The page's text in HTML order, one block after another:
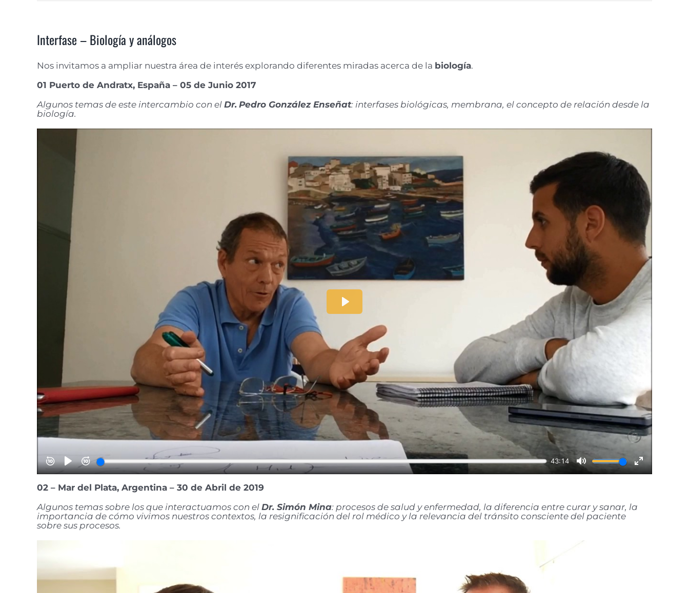
Interfase – Biología y análogos
Nos invitamos a ampliar nuestra área de interés explorando diferentes miradas acerca de la biología.
01 Puerto de Andratx, España – 05 de Junio 2017
Algunos temas de este intercambio con el Dr. Pedro González Enseñat: interfases biológicas, membrana, el concepto de relación desde la
biología.
02 – Mar del Plata, Argentina – 30 de Abril de 2019
Algunos temas sobre los que interactuamos con el Dr. Simón Mina: procesos de salud y enfermedad, la diferencia entre curar y sanar, la
importancia de cómo vivimos nuestros contextos, la resignificación del rol médico y la relevancia del tránsito consciente del paciente
sobre sus procesos.